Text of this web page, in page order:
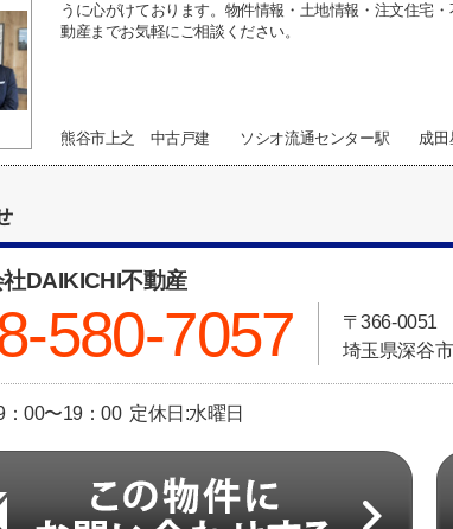
うに心がけております。物件情報・土地情報・注文住宅
動産までお気軽にご相談ください。
熊谷市上之 中古戸建 ソシオ流通センター駅 成田
DAIKICHI不動産
580-7057
〒366-0051
埼玉県深谷
：00〜19：00 定休日:水曜日